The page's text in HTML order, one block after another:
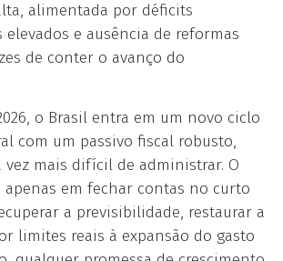
alimentada por déficits
elevados e ausência de reformas
de conter o avanço do
o Brasil entra em um novo ciclo
com um passivo fiscal robusto,
vez mais difícil de administrar. O
apenas em fechar contas no curto
a previsibilidade, restaurar a
limites reais à expansão do gasto